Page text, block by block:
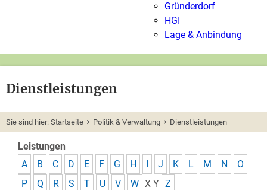
Gründerdorf
HGI
Lage & Anbindung
Dienstleistungen
Sie sind hier: Startseite Politik & Verwaltung Dienstleistungen
Leistungen
A
B C D E F G H I J K L M N
O
P
Q R S T U V W X Y Z